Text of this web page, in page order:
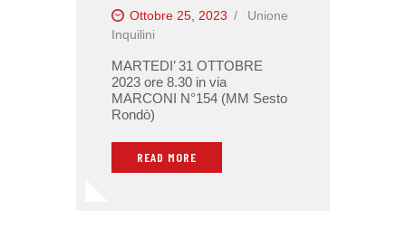
Ottobre 25, 2023
Unione
Inquilini
MARTEDI’ 31 OTTOBRE
2023 ore 8.30 in via
MARCONI N°154 (MM Sesto
Rondò)
READ MORE